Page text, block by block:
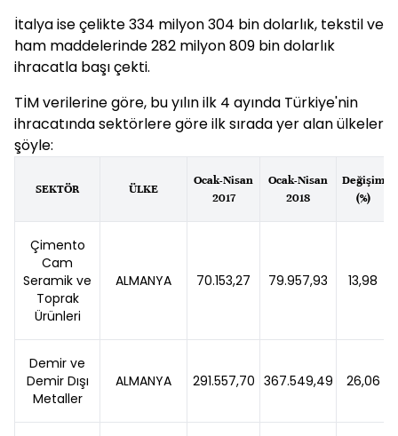
İtalya ise çelikte 334 milyon 304 bin dolarlık, tekstil ve
ham maddelerinde 282 milyon 809 bin dolarlık
ihracatla başı çekti.
TİM verilerine göre, bu yılın ilk 4 ayında Türkiye'nin
ihracatında sektörlere göre ilk sırada yer alan ülkeler
şöyle:
SEKTÖR ÜLKE
Ocak-Nisan
2017
Ocak-Nisan
2018
Değişim
(%)
Çimento
Cam
Seramik ve
Toprak
Ürünleri
ALMANYA 70.153,27 79.957,93 13,98
Demir ve
Demir Dışı
Metaller
ALMANYA 291.557,70 367.549,49 26,06